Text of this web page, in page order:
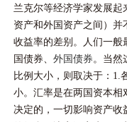
兰克尔等经济学家发展起
资产和外国资产之间）
收益率的差别。人们一般
国债券、外国债券。当然
比例大小，则取决于：1.
小。汇率是在两国资本
决定的，一切影响资产